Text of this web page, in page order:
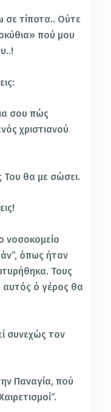
σε τίποτα.. Ούτε
πού μου
σου πώς
χριστιανού
Του θα με σώσει.
νοσοκομείο
όπως ήταν
Τους
αυτός ό γέρος θα
συνεχώς τον
Παναγία, πού